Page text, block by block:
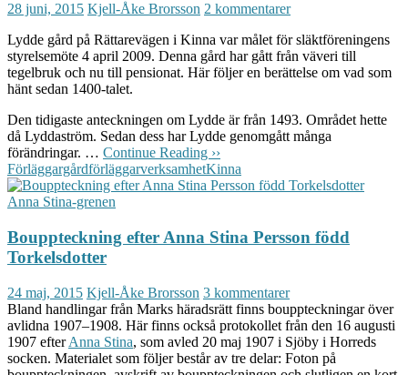
28 juni, 2015 Kjell-Åke Brorsson 2 kommentarer
Lydde gård på Rättarevägen i Kinna var målet för släktföreningens
styrelsemöte 4 april 2009. Denna gård har gått från väveri till
tegelbruk och nu till pensionat. Här följer en berättelse om vad som
hänt sedan 1400-talet.
Den tidigaste anteckningen om Lydde är från 1493. Området hette
då Lyddaström. Sedan dess har Lydde genomgått många
förändringar. … Continue Reading ››
FörläggargårdförläggarverksamhetKinna
Anna Stina-grenen
Bouppteckning efter Anna Stina Persson född
Torkelsdotter
24 maj, 2015 Kjell-Åke Brorsson 3 kommentarer
Bland handlingar från Marks häradsrätt finns bouppteckningar över
avlidna 1907–1908. Här finns också protokollet från den 16 augusti
1907 efterAnna Stina, som avled 20 maj 1907 i Sjöby i Horreds
socken. Materialet som följer består av tre delar: Foton på